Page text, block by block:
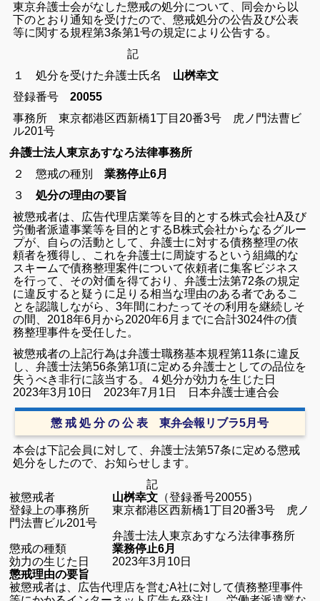
東京弁護士会がなした懲戒の処分について、同会から以
下のとおり通知を受けたので、懲戒処分の公告及び公表
等に関する規程第3条第1号の規定により公告する。
記
１ 処分を受けた弁護士氏名
山桝幸文
登録番号20055
事務所東京都港区西新橋1丁目20番3号 虎ノ門法曹ビ
ル201号
弁護士法人東京あすなろ法律事務所
２ 懲戒の種別業務停止6月
３処分の理由の要旨
被懲戒者は、広告代理店業等を目的とする株式会社A及び
労働者派遣事業等を目的とするB株式会社からなるグルー
プが、自らの活動として、弁護士に対する債務整理の依
頼者を獲得し、これを弁護士に周旋するという組織的な
スキームで債務整理案件について依頼者に集客ビジネス
を行って、その対価を得ており、弁護士法第72条の規定
に違反すると疑うに足りる相当な理由のある者であるこ
とを認識しながら、3年間にわたってその利用を継続しそ
の間、2018年6月から2020年6月までに合計3024件の債
務整理事件を受任した。
被懲戒者の上記行為は弁護士職務基本規程第11条に違反
し、弁護士法第56条第1項に定める弁護士としての品位を
失うべき非行に該当する。
４処分が効力を生じた日
2023年3月10日
2023年7月1日 日本弁護士連合会
懲 戒 処 分 の 公 表 東弁会報リブラ5月号
本会は下記会員に対して、弁護士法第57条に定める懲戒
処分をしたので、お知らせします。
記
被懲戒者
山桝幸文 （登録番号20055）
登録上の事務所 東京都港区西新橋1丁目20番3号 虎ノ
門法曹ビル201号
弁護士法人東京あすなろ法律事務所
懲戒の種類
業務停止6月
効力の生じた日 2023年3月10日
懲戒理由の要旨
被懲戒者は、広告代理店を営むA社に対して債務整理事件